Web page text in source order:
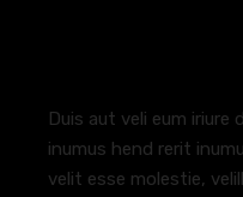
Duis aut veli eum iriure
inumus hend rerit
velit esse molestie,